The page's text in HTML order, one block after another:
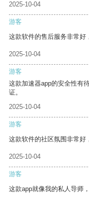
2025-10-04
游客
这款软件的售后服务非常好
2025-10-04
游客
这款加速器app的安全性有
证。
2025-10-04
游客
这款软件的社区氛围非常好
2025-10-04
游客
这款app就像我的私人导师